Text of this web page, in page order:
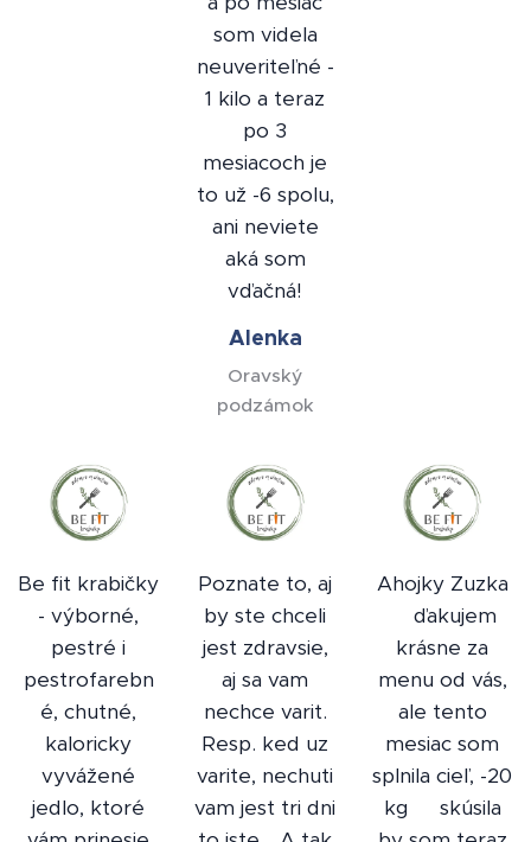
som videla
neuveriteľné -
1 kilo a teraz
po 3
mesiacoch je
to už -6 spolu,
ani neviete
aká som
vďačná!
Alenka
Oravský
podzámok
Be fit krabičky
- výborné,
pestré i
pestrofarebn
é, chutné,
kaloricky
vyvážené
jedlo, ktoré
Poznate to, aj
by ste chceli
jest zdravsie,
aj sa vam
nechce varit.
Resp. ked uz
varite, nechuti
vam jest tri dni
Ahojky Zuzka
🍀ďakujem
krásne za
menu od vás,
ale tento
mesiac som
splnila cieľ, -20
kg😅 skúsila